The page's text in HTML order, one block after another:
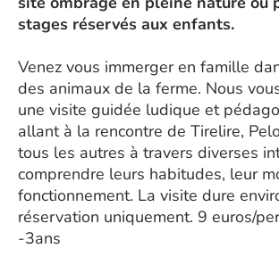
stages réservés aux enfants.
Venez vous immerger en famille
des animaux de la ferme. Nous
une visite guidée ludique et
allant à la rencontre de Tirelire,
tous les autres à travers diverses
comprendre leurs habitudes, leur
fonctionnement. La visite dure
réservation uniquement. 9 euros/
-3ans